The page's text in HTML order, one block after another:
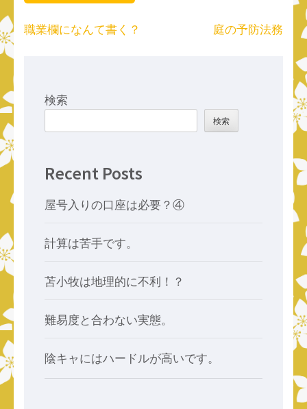
投
職業欄になんて書く？ 庭の予防法務
検索
検索
Recent Posts
屋号入りの口座は必要？④
計算は苦手です。
苫小牧は地理的に不利！？
難易度と合わない実態。
陰キャにはハードルが高いです。